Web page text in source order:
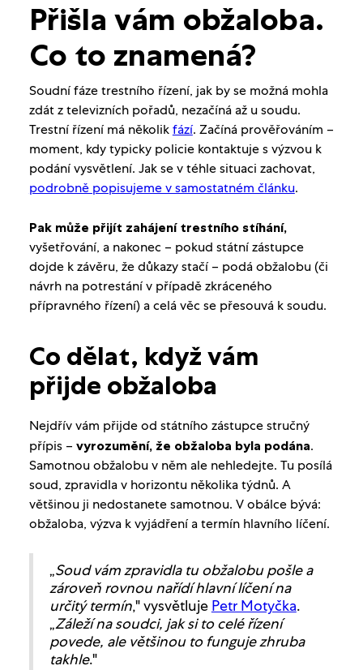
Přišla vám obžaloba.
Co to znamená?
Soudní fáze trestního řízení, jak by se možná mohla
zdát z televizních pořadů, nezačíná až u soudu.
Trestní řízení má několikfází. Začíná prověřováním –
moment, kdy typicky policie kontaktuje s výzvou k
podání vysvětlení. Jak se v téhle situaci zachovat,
podrobně popisujeme v samostatném článku.
Pak může přijít zahájení trestního stíhání,
vyšetřování, a nakonec – pokud státní zástupce
dojde k závěru, že důkazy stačí – podá obžalobu (či
návrh na potrestání v případě zkráceného
přípravného řízení) a celá věc se přesouvá k soudu.
Co dělat, když vám
přijde obžaloba
Nejdřív vám přijde od státního zástupce stručný
přípis – vyrozumění, že obžaloba byla podána.
Samotnou obžalobu v něm ale nehledejte. Tu posílá
soud, zpravidla v horizontu několika týdnů. A
většinou ji nedostanete samotnou. V obálce bývá:
obžaloba, výzva k vyjádření a termín hlavního líčení.
„Soud vám zpravidla tu obžalobu pošle a
zároveň rovnou nařídí hlavní líčení na
určitý termín," vysvětluje Petr Motyčka.
„Záleží na soudci, jak si to celé řízení
povede, ale většinou to funguje zhruba
takhle."